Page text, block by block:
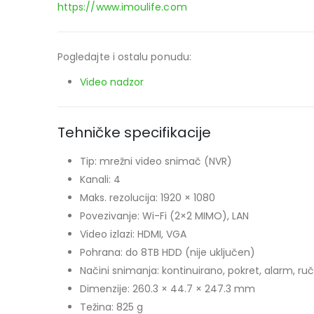
https://www.imoulife.com
Pogledajte i ostalu ponudu:
Video nadzor
Tehničke specifikacije
Tip: mrežni video snimač (NVR)
Kanali: 4
Maks. rezolucija: 1920 × 1080
Povezivanje: Wi-Fi (2×2 MIMO), LAN
Video izlazi: HDMI, VGA
Pohrana: do 8TB HDD (nije uključen)
Načini snimanja: kontinuirano, pokret, alarm,
Dimenzije: 260.3 × 44.7 × 247.3 mm
Težina: 825 g